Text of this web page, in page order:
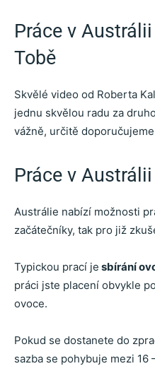
Práce v
Tobě
Skvělé video od Roberta
jednu skvělou radu za
vážně, určitě
Práce v
Austrálie nabízí možnosti
začátečníky, tak pro již
Typickou prací je sbírání
práci jste placení obvykle
ovoce.
Pokud se dostanete do
sazba se pohybuje mezi 16